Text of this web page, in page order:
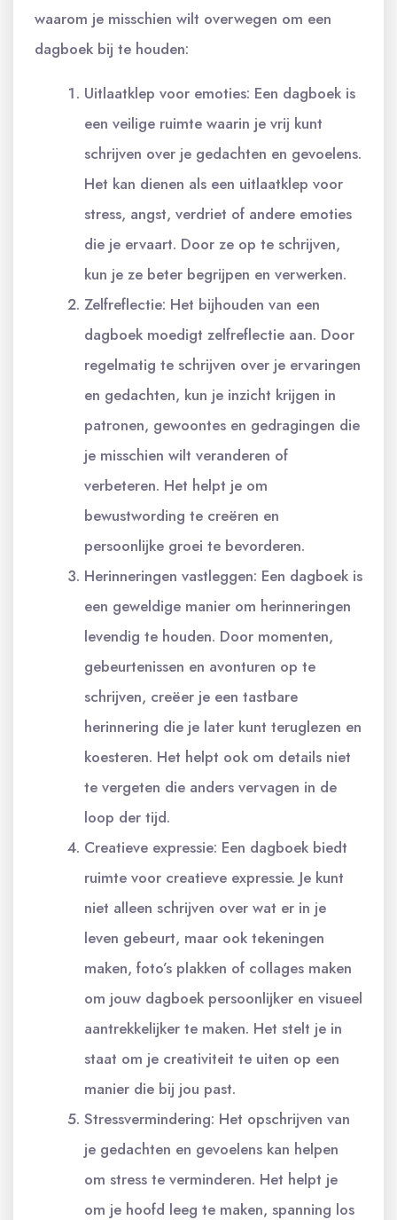
waarom je misschien wilt overwegen om een
dagboek bij te houden:
Uitlaatklep voor emoties: Een dagboek is
een veilige ruimte waarin je vrij kunt
schrijven over je gedachten en gevoelens.
Het kan dienen als een uitlaatklep voor
stress, angst, verdriet of andere emoties
die je ervaart. Door ze op te schrijven,
kun je ze beter begrijpen en verwerken.
Zelfreflectie: Het bijhouden van een
dagboek moedigt zelfreflectie aan. Door
regelmatig te schrijven over je ervaringen
en gedachten, kun je inzicht krijgen in
patronen, gewoontes en gedragingen die
je misschien wilt veranderen of
verbeteren. Het helpt je om
bewustwording te creëren en
persoonlijke groei te bevorderen.
Herinneringen vastleggen: Een dagboek is
een geweldige manier om herinneringen
levendig te houden. Door momenten,
gebeurtenissen en avonturen op te
schrijven, creëer je een tastbare
herinnering die je later kunt teruglezen en
koesteren. Het helpt ook om details niet
te vergeten die anders vervagen in de
loop der tijd.
Creatieve expressie: Een dagboek biedt
ruimte voor creatieve expressie. Je kunt
niet alleen schrijven over wat er in je
leven gebeurt, maar ook tekeningen
maken, foto’s plakken of collages maken
om jouw dagboek persoonlijker en visueel
aantrekkelijker te maken. Het stelt je in
staat om je creativiteit te uiten op een
manier die bij jou past.
Stressvermindering: Het opschrijven van
je gedachten en gevoelens kan helpen
om stress te verminderen. Het helpt je
om je hoofd leeg te maken, spanning los